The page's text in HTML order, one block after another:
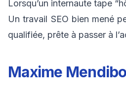
Lorsqu’un internaute tape
Un travail SEO bien mené
qualifiée, prête à passer à
Maxime